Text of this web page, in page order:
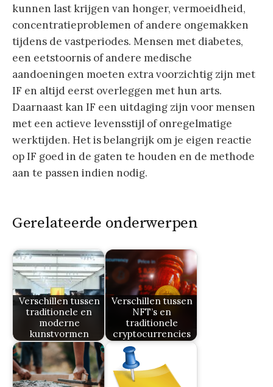
kunnen last krijgen van honger, vermoeidheid,
concentratieproblemen of andere ongemakken
tijdens de vastperiodes. Mensen met diabetes,
een eetstoornis of andere medische
aandoeningen moeten extra voorzichtig zijn met
IF en altijd eerst overleggen met hun arts.
Daarnaast kan IF een uitdaging zijn voor mensen
met een actieve levensstijl of onregelmatige
werktijden. Het is belangrijk om je eigen reactie
op IF goed in de gaten te houden en de methode
aan te passen indien nodig.
Gerelateerde onderwerpen
Verschillen tussen
traditionele en
moderne
kunstvormen
Verschillen tussen
NFT’s en
traditionele
cryptocurrencies